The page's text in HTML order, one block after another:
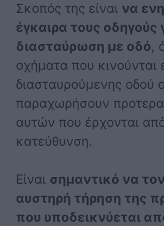
Σκοπός της είναι να
έγκαιρα τους οδηγούς
διασταύρωση με οδό,
οχήματα που κινούνται
διασταυρούμενης οδού
παραχωρήσουν
αυτών που έρχονται
κατεύθυνση.
Είναι σημαντικό να
αυστηρή τήρηση της
που υποδεικνύεται